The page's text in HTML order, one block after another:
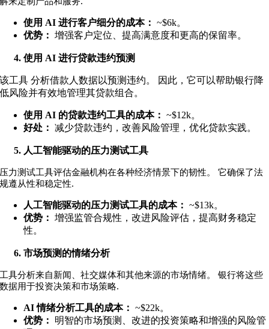
使用 AI 进行客户细分的成本： ~$6k。
优势：增强客户定位、提高满意度和更高的保留率。
使用 AI 进行贷款违约预测
该工具分析借款人数据以预测违约。 因此，它可以帮助银行降
低风险并有效地管理其贷款组合。
使用 AI 的贷款违约工具的成本： ~$12k。
好处：减少贷款违约，改善风险管理，优化贷款实践。
人工智能驱动的压力测试工具
压力测试工具评估金融机构在各种经济情景下的韧性。 它确保了法
规遵从性和稳定性.
人工智能驱动的压力测试工具的成本： ~$13k。
优势：增强监管合规性，改进风险评估，提高财务稳定
性。
市场预测的情绪分析
工具分析来自新闻、社交媒体和其他来源的市场情绪。 银行将这些
数据用于投资决策和市场策略.
AI 情绪分析工具的成本： ~$22k。
优势： 明智的市场预测、改进的投资策略和增强的风险管